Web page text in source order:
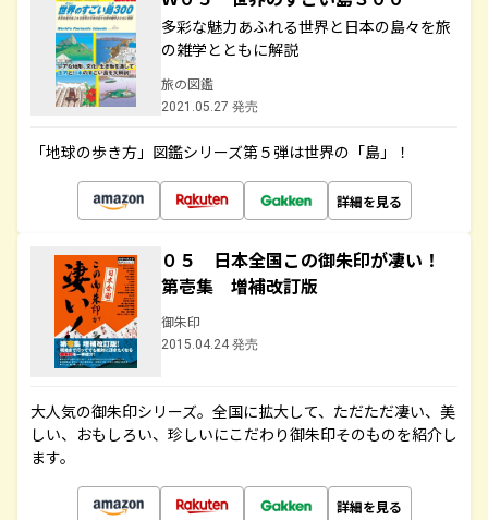
多彩な魅力あふれる世界と日本の島々を旅
の雑学とともに解説
旅の図鑑
2021.05.27 発売
「地球の歩き方」図鑑シリーズ第５弾は世界の「島」！
詳細を見る
０５ 日本全国この御朱印が凄い！
第壱集 増補改訂版
御朱印
2015.04.24 発売
大人気の御朱印シリーズ。全国に拡大して、ただただ凄い、美
しい、おもしろい、珍しいにこだわり御朱印そのものを紹介し
ます。
詳細を見る